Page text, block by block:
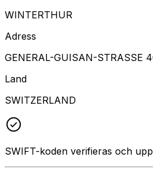
WINTERTHUR
Adress
GENERAL-GUISAN-STRASSE
Land
SWITZERLAND
SWIFT-koden verifieras och